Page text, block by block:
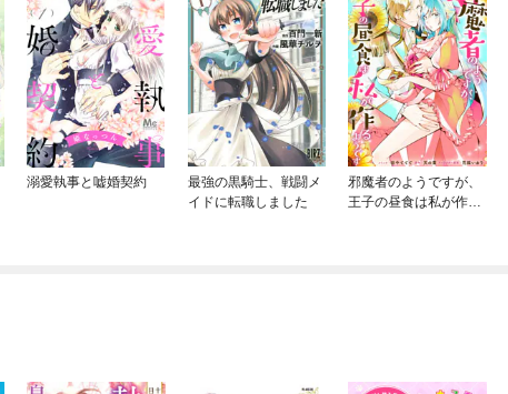
溺愛執事と嘘婚契約
最強の黒騎士、戦闘メ
イドに転職しました
邪魔者のようですが、
王子の昼食は私が作る